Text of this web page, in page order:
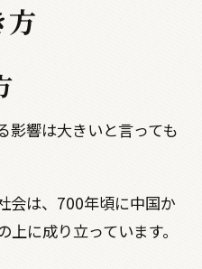
方
影響は大きいと言っても
会は、700年頃に中国か
に成り立っています。